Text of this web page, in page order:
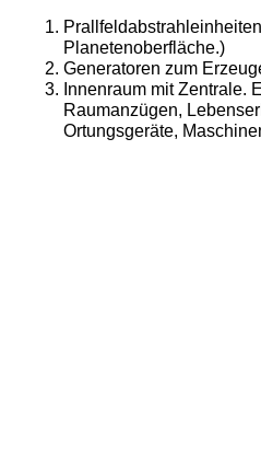
Planetenoberfläche.)
Generatoren zum
Innenraum mit Zentrale.
Raumanzügen,
Ortungsgeräte,